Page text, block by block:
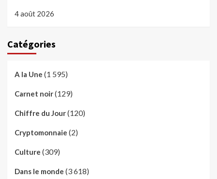
4 août 2026
Catégories
A la Une (1 595)
Carnet noir(129)
Chiffre du Jour(120)
Cryptomonnaie (2)
Culture (309)
Dans le monde (3 618)